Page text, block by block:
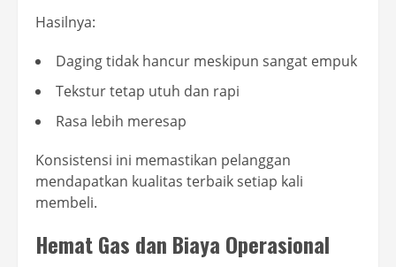
Hasilnya:
Daging tidak hancur meskipun sangat empuk
Tekstur tetap utuh dan rapi
Rasa lebih meresap
Konsistensi ini memastikan pelanggan
mendapatkan kualitas terbaik setiap kali
membeli.
Hemat Gas dan Biaya Operasional